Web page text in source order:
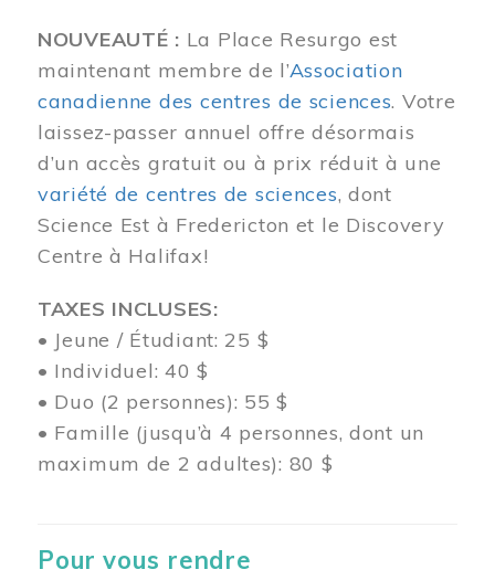
NOUVEAUTÉ : La Place Resurgo est
maintenant membre de l’Association
canadienne des centres de sciences. Votre
laissez-passer annuel offre désormais
d’un accès gratuit ou à prix réduit à une
variété de centres de sciences, dont
Science Est à Fredericton et le Discovery
Centre à Halifax!
TAXES INCLUSES:
• Jeune / Étudiant: 25 $
• Individuel: 40 $
• Duo (2 personnes): 55 $
• Famille (jusqu’à 4 personnes, dont un
maximum de 2 adultes): 80 $
Pour vous rendre